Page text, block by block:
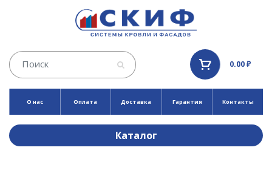
0.00 ₽
О нас Оплата Доставка Гарантия Контакты
Каталог